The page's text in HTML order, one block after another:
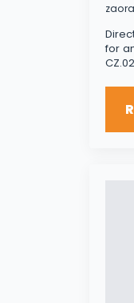
for